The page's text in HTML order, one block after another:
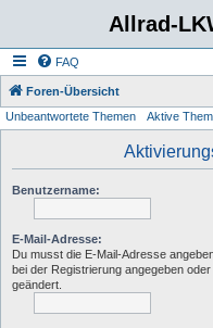
Allrad-
FAQ
Foren-Übersicht
Unbeantwortete Themen Aktive
Benutzername:
E-Mail-Adresse:
Du musst die E-Mail-Adresse
bei der Registrierung angegeben
geändert.